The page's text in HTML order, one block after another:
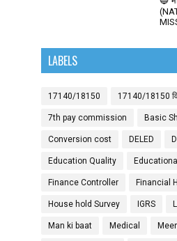
LABELS
17140/18150 17140/18150
7th pay commission Basic
Conversion cost DELED
Education Quality
Finance Controller Financial
House hold Survey IGRS
Man ki baat Medical